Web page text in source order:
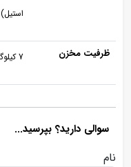
استیل)
ظرفیت مخزن 7 کیلوگرم
سوالی دارید؟ بپرسید...
نام